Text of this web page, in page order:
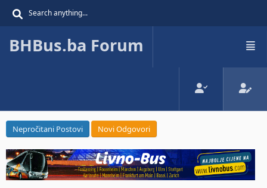
BHBus.ba Forum
Nepročitani Postovi Novi Odgovori